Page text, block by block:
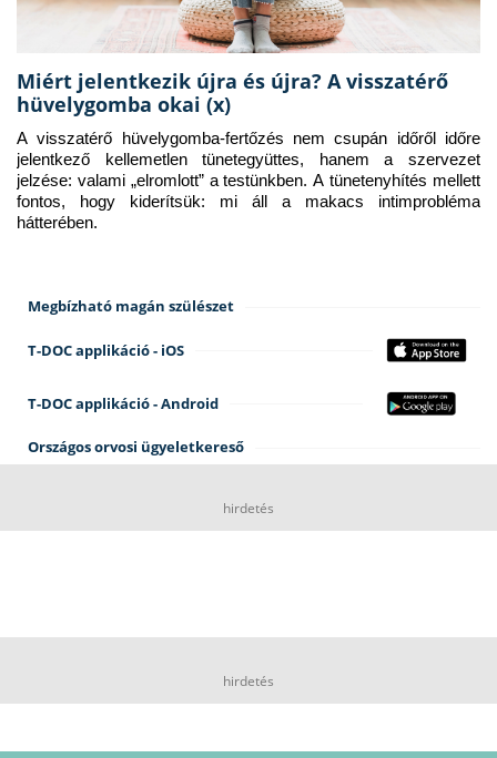
Miért jelentkezik újra és újra? A visszatérő
hüvelygomba okai (x)
A visszatérő hüvelygomba-fertőzés nem csupán időről időre
jelentkező kellemetlen tünetegyüttes, hanem a szervezet
jelzése: valami „elromlott” a testünkben. A tünetenyhítés mellett
fontos, hogy kiderítsük: mi áll a makacs intimprobléma
hátterében.
Megbízható magán szülészet
T-DOC applikáció - iOS
T-DOC applikáció - Android
Országos orvosi ügyeletkereső
hirdetés
hirdetés